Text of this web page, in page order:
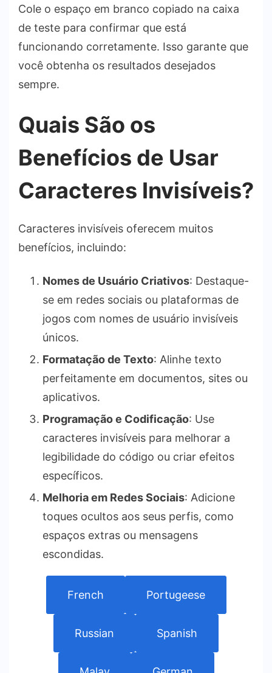
Cole o espaço em branco copiado na caixa
de teste para confirmar que está
funcionando corretamente. Isso garante que
você obtenha os resultados desejados
sempre.
Quais São os
Benefícios de Usar
Caracteres Invisíveis?
Caracteres invisíveis oferecem muitos
benefícios, incluindo:
Nomes de Usuário Criativos: Destaque-
se em redes sociais ou plataformas de
jogos com nomes de usuário invisíveis
únicos.
Formatação de Texto: Alinhe texto
perfeitamente em documentos, sites ou
aplicativos.
Programação e Codificação: Use
caracteres invisíveis para melhorar a
legibilidade do código ou criar efeitos
específicos.
Melhoria em Redes Sociais: Adicione
toques ocultos aos seus perfis, como
espaços extras ou mensagens
escondidas.
French Portugeese
Russian Spanish